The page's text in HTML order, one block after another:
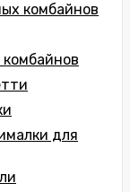
комбайнов
для